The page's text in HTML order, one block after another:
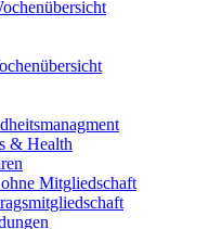
& Health
Mitgliedschaft